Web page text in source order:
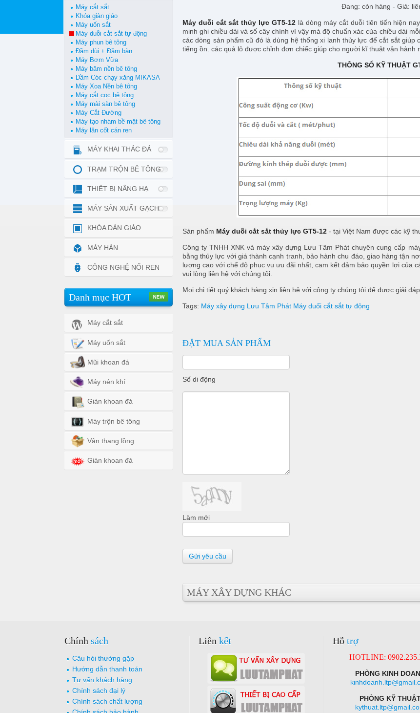
Đang: còn hàng - Giá:
Máy duỗi cắt sắt thủy lực GT5-12là dòng máy cắt duỗi tiên tiến hiện
minh ghi chiều dài và số cây chính vì vậy mà độ chuẩn xác của chiều dài
các dòng sản phẩm cũ đó là dùng hệ thống xi lanh thủy lực để cắt sắt
tiếng ồn. các quả lô được chỉnh đơn chiếc giúp cho người kĩ thuật vận hành
THÔNG SỐ KỸ THUẬT
Sản phẩm Máy duỗi cắt sắt thủy lực GT5-12 - tại Việt Nam được các kỹ
Công ty TNHH XNK và máy xây dựng Lưu Tâm Phát chuyên cung cấp
bằng thủy lực với giá thành cạnh tranh, bảo hành chu đáo, giao hàng tận
lượng cao với chế độ phục vụ ưu đãi nhất, cam kết đảm bảo quyền lợi của
vui lòng liên hệ với chúng tôi.
Mọi chi tiết quý khách hàng xin liên hệ với công ty chúng tôi để được giải
Tags: Máy xây dựng Lưu Tâm Phát Máy duối cắt sắt tự động
ĐẶT MUA SẢN PHẨM
Số di động
Làm mới
Gửi yêu cầu
MÁY XÂY DỰNG KHÁC
Máy cắt sắt
Khóa giàn giáo
Máy uốn sắt
Máy duỗi cắt sắt tự động
Máy phun bê tông
Đầm dùi + Đầm bàn
Máy Bơm Vữa
Máy băm nền bê tông
Đầm Cóc chạy xăng MIKASA
Máy Xoa Nền bê tông
Máy cắt cọc bê tông
Máy mài sàn bê tông
Máy Cắt Đường
Máy tạo nhám bề mặt bê tông
Máy lăn cốt cán ren
MÁY KHAI THÁC ĐÁ
TRẠM TRỘN BÊ TÔNG
THIẾT BỊ NÂNG HẠ
MÁY SẢN XUẤT GẠCH
KHÓA DÀN GIÁO
MÁY HÀN
CÔNG NGHỆ NỐI REN
Danh mục HOT
Máy cắt sắt
Máy uốn sắt
Mũi khoan đá
Máy nén khí
Giàn khoan đá
Máy trộn bê tông
Vận thang lồng
Giàn khoan đá
Chính sách
Câu hỏi thường gặp
Hướng dẫn thanh toán
Tư vấn khách hàng
Chính sách đại lý
Chính sách chất lượng
Liên kết Hỗ trợ
HOTLINE:
PHÒNG KINH
PHÒNG KỸ